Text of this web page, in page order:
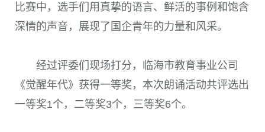
比赛中，选手们用真挚的语言、鲜活的事例和饱含
深情的声音，展现了国企青年的力量和风采。
经过评委们现场打分，临海市教育事业公司
《觉醒年代》获得一等奖，本次朗诵活动共评选出
一等奖1个，二等奖3个，三等奖6个。